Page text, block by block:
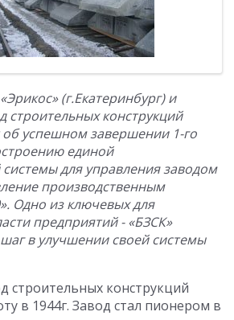
(г.Екатеринбург) и
строительных конструкций
успешном завершении 1-го
единой
для управления заводом
производственным
Одно из ключевых для
предприятий - «БЗСК»
в улучшении своей системы
строительных конструкций
в 1944г. Завод стал пионером в